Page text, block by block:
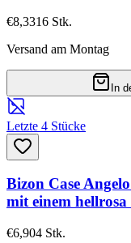
€8,3316 Stk.
Versand am Montag
In
Letzte 4 Stücke
Bizon Case
mit einem
€6,904 Stk.